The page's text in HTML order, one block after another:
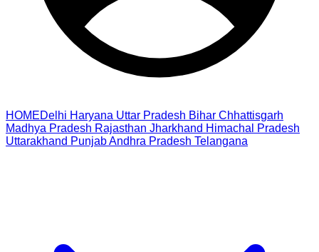
HOMEDelhi Haryana Uttar Pradesh Bihar Chhattisgarh
Madhya Pradesh Rajasthan Jharkhand Himachal Pradesh
Uttarakhand PunjabAndhra Pradesh Telangana